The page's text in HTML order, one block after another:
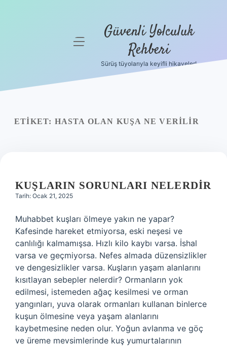
menüyü Güvenli Yolculuk
Rehberi
Sürüş tüyolarıyla keyifli hikayeler!
ETIKET: HASTA OLAN KUŞA NE VERILIR
KUŞLARIN SORUNLARI NELERDIR
Tarih: Ocak 21, 2025
Muhabbet kuşları ölmeye yakın ne yapar?
Kafesinde hareket etmiyorsa, eski neşesi ve
canlılığı kalmamışsa. Hızlı kilo kaybı varsa. İshal
varsa ve geçmiyorsa. Nefes almada düzensizlikler
ve dengesizlikler varsa. Kuşların yaşam alanlarını
kısıtlayan sebepler nelerdir? Ormanların yok
edilmesi, istemeden ağaç kesilmesi ve orman
yangınları, yuva olarak ormanları kullanan binlerce
kuşun ölmesine veya yaşam alanlarını
kaybetmesine neden olur. Yoğun avlanma ve göç
ve üreme mevsimlerinde kuş yumurtalarının